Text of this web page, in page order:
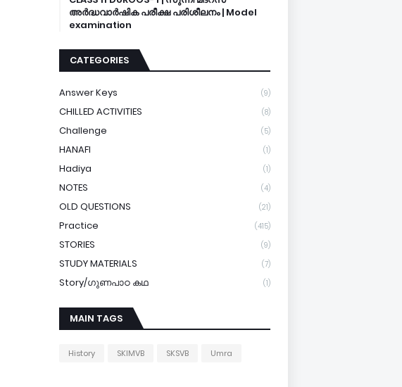
അർദ്ധവാർഷിക പരീക്ഷ പരിശീലനം | Model
examination
CATEGORIES
Answer Keys (9)
CHILLED ACTIVITIES (8)
Challenge (5)
HANAFI (1)
Hadiya (1)
NOTES (4)
OLD QUESTIONS (21)
Practice (415)
STORIES (9)
STUDY MATERIALS (7)
Story/ഗുണപാഠ കഥ (1)
MAIN TAGS
History SKIMVB SKSVB Umra